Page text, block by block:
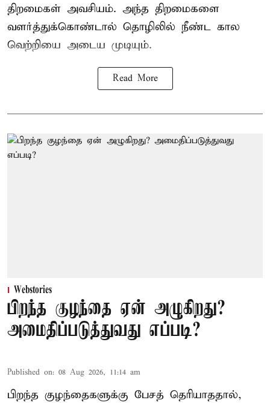
திறமைகள் அவசியம். அந்த திறமைகளை
வளர்த்துக்கொண்டால் தொழிலில் நீண்ட கால
வெற்றியை அடைய முடியும்.
Read More
Webstories
பிறந்த குழந்தை ஏன் அழுகிறது?
அமைதிப்படுத்துவது எப்படி?
Published on: 08 Aug 2026, 11:14 am
பிறந்த குழந்தைகளுக்கு பேசத் தெரியாததால்,